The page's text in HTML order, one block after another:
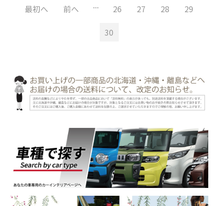
最初へ 前へ ... 26 27 28
29
30